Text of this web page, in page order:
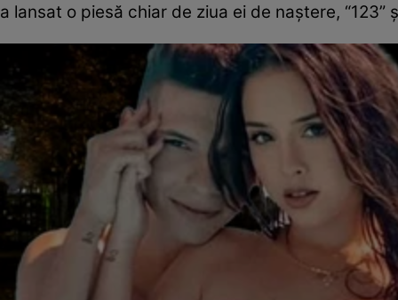
a lansat o piesă chiar de ziua ei de naștere,